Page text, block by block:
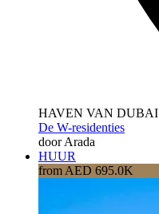
HAVEN VAN DUBAI
De W-residenties
door Arada
HUUR
from AED 695.0K